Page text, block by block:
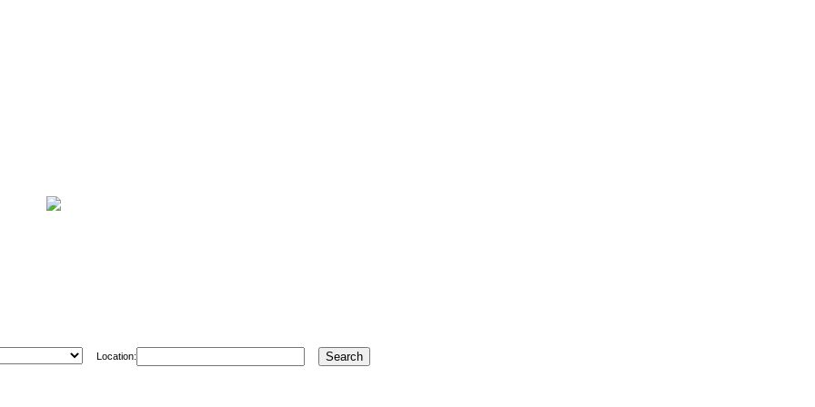
Location: